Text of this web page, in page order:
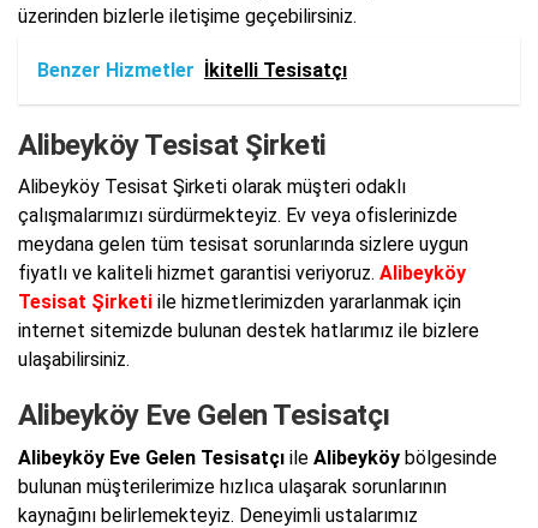
üzerinden bizlerle iletişime geçebilirsiniz.
Benzer Hizmetler İkitelli Tesisatçı
Alibeyköy Tesisat Şirketi
Alibeyköy Tesisat Şirketi olarak müşteri odaklı
çalışmalarımızı sürdürmekteyiz. Ev veya ofislerinizde
meydana gelen tüm tesisat sorunlarında sizlere uygun
fiyatlı ve kaliteli hizmet garantisi veriyoruz. Alibeyköy
Tesisat Şirketi ile hizmetlerimizden yararlanmak için
internet sitemizde bulunan destek hatlarımız ile bizlere
ulaşabilirsiniz.
Alibeyköy Eve Gelen Tesisatçı
Alibeyköy Eve Gelen Tesisatçı ile Alibeyköy bölgesinde
bulunan müşterilerimize hızlıca ulaşarak sorunlarının
kaynağını belirlemekteyiz. Deneyimli ustalarımız